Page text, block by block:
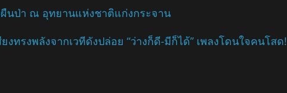
นป่า ณ อุทยานแห่งชาติแก่งกระจาน
งทรงพลังจากเวทีดังปล่อย “ว่างก็ดี-มีก็ได้” เพลงโดนใจคนโสด!